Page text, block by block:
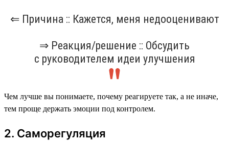
⇐ Причина :: Кажется, меня недооценивают
⇒ Реакция/решение :: Обсудить
с руководителем идеи улучшения
Чем лучше вы понимаете, почему реагируете так, а не иначе,
тем проще держать эмоции под контролем.
2. Саморегуляция